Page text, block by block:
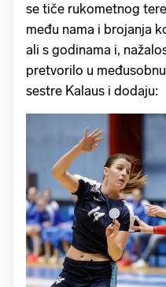
se tiče rukometnog
među nama i brojanja
ali s godinama i,
pretvorilo u
sestre Kalaus i dodaju: